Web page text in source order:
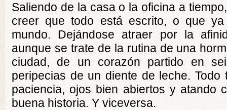
Saliendo de la casa o la oficina a
creer que todo está escrito, o que
mundo. Dejándose atraer por la
aunque se trate de la rutina de una
ciudad, de un corazón partido en
peripecias de un diente de leche. Todo
paciencia, ojos bien abiertos y atando
buena historia. Y viceversa.